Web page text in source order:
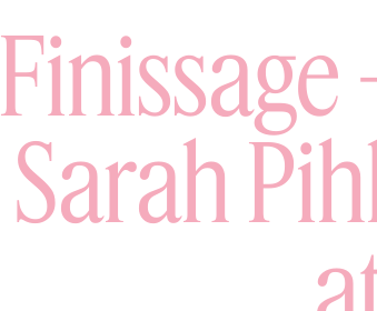
Sarah